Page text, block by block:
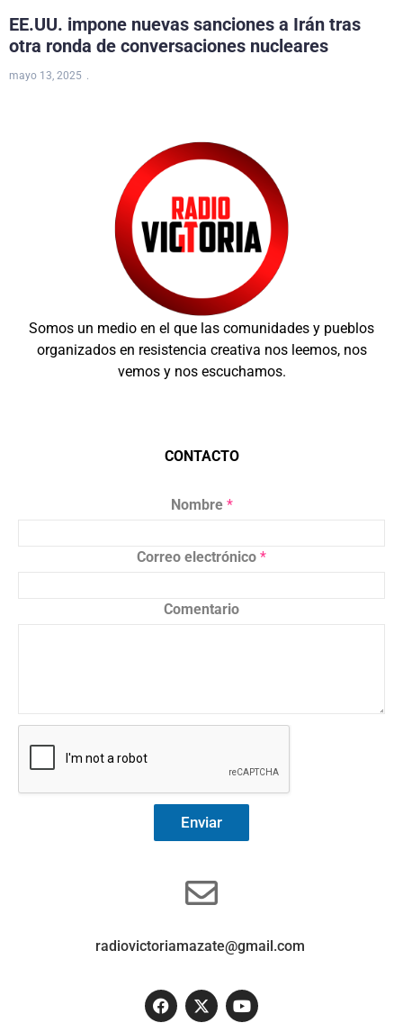
EE.UU. impone nuevas sanciones a Irán tras
otra ronda de conversaciones nucleares
mayo 13, 2025
Somos un medio en el que las comunidades y pueblos
organizados en resistencia creativa nos leemos, nos
vemos y nos escuchamos.
CONTACTO
Nombre *
Correo electrónico *
Comentario
Enviar
radiovictoriamazate@gmail.com